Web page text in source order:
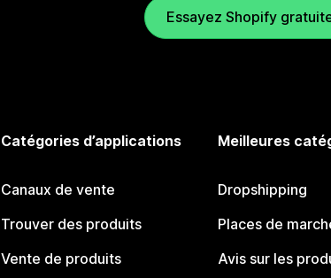
Essayez Shopify
Catégories d’applications
Canaux de vente
Trouver des produits
Vente de produits
Meilleures
Dropshipping
Places de
Avis sur les